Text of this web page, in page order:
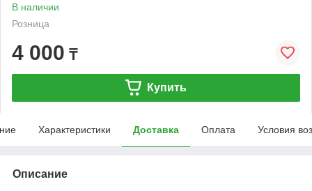
В наличии
Розница
4 000 ₸
Купить
Характеристики Доставка Оплата Условия
Описание